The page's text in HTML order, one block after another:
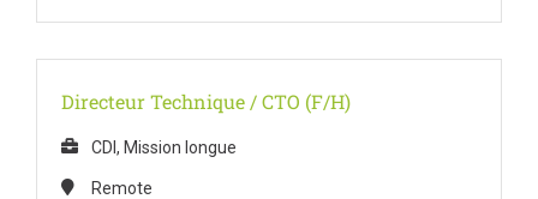
Directeur Technique / CTO (F/H)
CDI, Mission longue
Remote